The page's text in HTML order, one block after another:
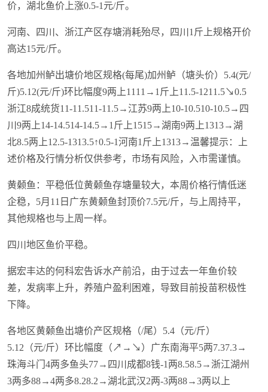
价，湖北鱼价上涨0.5-1元/斤。
河南、四川、浙江产区存塘消耗殆尽，四川1斤上规格开价
高达15元/斤。
各地加州鲈出塘价地区规格(每尾)加州鲈（塘头价）5.4(元/
斤)5.12(元/斤)环比幅度9两上1111→1斤上11.5-1211.5↘0.5
浙江8成统货11-11.511-11.5→江苏9两上10-10.510-10.5→四
川9两上14-14.514-14.5→1斤上1515→湖南9两上1313→湖
北8.5两上12.5-1313.5↑0.5-1河南1斤上1313→温馨提示：上
述价格及行情分析仅供参考，市场有风险，入市需谨慎。
黄颡鱼：平稳低位黄颡鱼存塘量较大，本周价格行情低迷
企稳，5月11日广东黄颡鱼封顶价7.5元/斤，与上周持平，
其他规格也与上周一样。
四川地区鱼价平稳。
据宏丰达的何科宏告诉水产前沿，由于过去一年鱼价较
差，发病率上升，养殖户盈利困难，导致目前投苗积极性
下降。
各地区黄颡鱼出塘价产区规格（/尾）5.4（元/斤）
5.12（元/斤）环比幅度（↗→↘）广东南海平5两7.37.3→
珠海斗门4两多鱼头77→四川成都8钱-1两8.58.5→浙江湖州
3两多88→4两多8.28.2→湖北武汉2两-3两88→3两以上